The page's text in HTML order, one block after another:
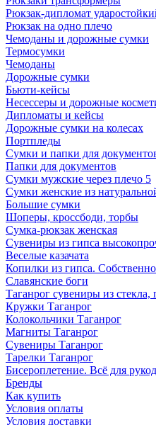
Рюкзак-дипломат
Рюкзак на одно плечо
Чемоданы и дорожные сумки
Термосумки
Чемоданы
Дорожные сумки
Бьюти-кейсы
Несессеры и дорожные
Дипломаты и кейсы
Дорожные сумки на колесах
Портпледы
Сумки и папки для
Папки для документов
Сумки мужские через плечо 5
Сумки женские из
Большие сумки
Шоперы, кроссбоди, торбы
Сумка-рюкзак женская
Сувениры из гипса
Веселые казачата
Копилки из гипса.
Славянские боги
Таганрог сувениры из стекла,
Кружки Таганрог
Колокольчики Таганрог
Магниты Таганрог
Сувениры Таганрог
Тарелки Таганрог
Бисероплетение. Всё для
Бренды
Как купить
Условия оплаты
Условия доставки